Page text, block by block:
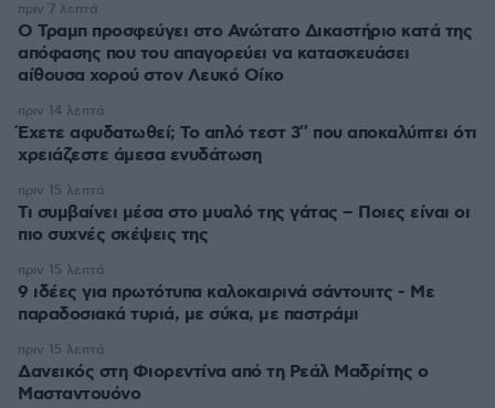
Ο Τραμπ προσφεύγει στο Ανώτατο Δικαστήριο κατά της
απόφασης που του απαγορεύει να κατασκευάσει
αίθουσα χορού στον Λευκό Οίκο
πριν 7 λεπτά
Έχετε αφυδατωθεί; Το απλό τεστ 3″ που αποκαλύπτει ότι
χρειάζεστε άμεσα ενυδάτωση
πριν 14 λεπτά
Τι συμβαίνει μέσα στο μυαλό της γάτας – Ποιες είναι οι
πιο συχνές σκέψεις της
πριν 15 λεπτά
9 ιδέες για πρωτότυπα καλοκαιρινά σάντουιτς - Με
παραδοσιακά τυριά, με σύκα, με παστράμι
πριν 15 λεπτά
Δανεικός στη Φιορεντίνα από τη Ρεάλ Μαδρίτης ο
Μασταντουόνο
πριν 15 λεπτά